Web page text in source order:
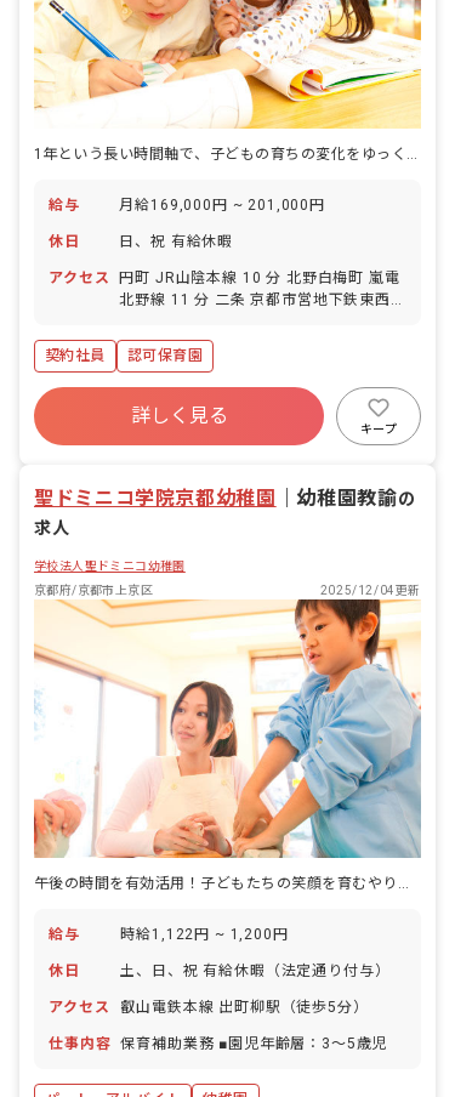
給与 月給169,000円 ~ 201,000円
休日 日、祝 有給休暇
アクセス
円町 JR山陰本線 10 分 北野白梅町 嵐電
北野線 11 分 二条 京都市営地下鉄東西線
池 京都市営地下鉄東西線 16 分
契約社員 認可保育園
詳しく見る
キープ
聖ドミニコ学院京都幼稚園 ｜幼稚園教諭の
求人
学校法人聖ドミニコ幼稚園
京都府/京都市上京区
2025/12/04更新
給与 時給1,122円 ~ 1,200円
休日 土、日、祝 有給休暇（法定通り付与）
アクセス 叡山電鉄本線 出町柳駅（徒歩5分）
仕事内容 保育補助業務 ■園児年齢層：3～5歳児